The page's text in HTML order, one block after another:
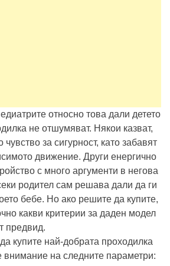
относно това дали детето
не отшумяват. Някои казват,
за сигурност, като забавят
движение. Други енергично
с много аргументи в негова
родител сам решава дали да ги
бебе. Но ако решите да купите,
какви критерии за даден модел
предвид.
купите най-добрата проходилка
внимание на следните параметри: